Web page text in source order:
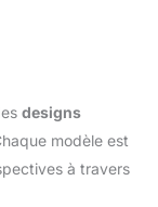
designs
modèle est
à travers